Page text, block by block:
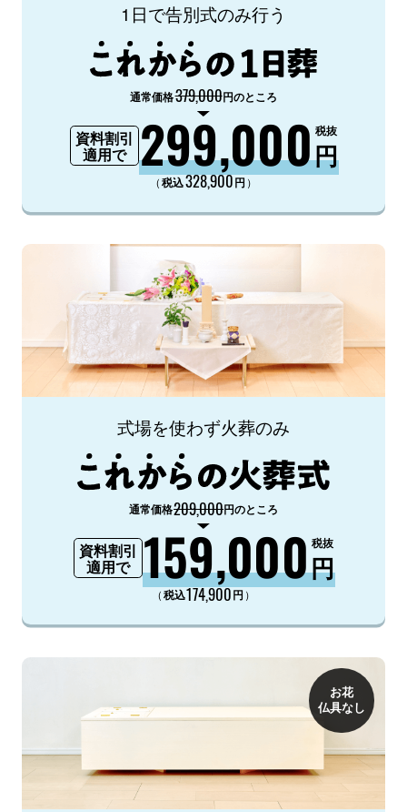
1日で告別式のみ行う
通常価格379,000円のところ
資料割引
適用で
299,000円
税抜
（税込328,900円 ）
式場を使わず火葬のみ
通常価格209,000円のところ
資料割引
適用で
159,000円
税抜
（税込174,900円 ）
お花
仏具なし